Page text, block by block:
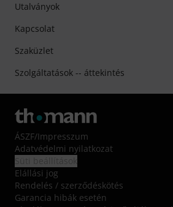
Utalványok
Kapcsolat
Szaküzlet
Szolgáltatások -- áttekintés
ÁSZF/Impresszum
Adatvédelmi nyilatkozat
Elállási jog
Rendelés / szerződéskötés
Garancia hibák esetén